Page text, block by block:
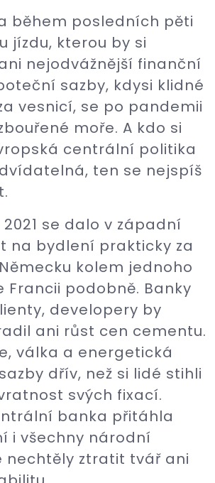
během posledních pěti
jízdu, kterou by si
nejodvážnější finanční
sazby, kdysi klidné
vesnicí, se po pandemii
moře. A kdo si
centrální politika
ten se nejspíš
se dalo v západní
na bydlení prakticky za
kolem jednoho
Francii podobně. Banky
developery by
ani růst cen cementu.
válka a energetická
dřív, než si lidé stihli
svých fixací.
banka přitáhla
i všechny národní
nechtěly ztratit tvář ani